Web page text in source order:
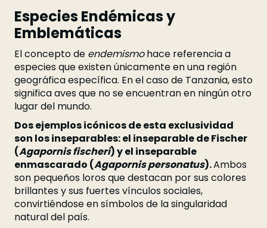
Especies Endémicas y
Emblemáticas
El concepto de endemismohace referencia a
especies que existen únicamente en una región
geográfica específica. En el caso de Tanzania, esto
significa aves que no se encuentran en ningún otro
lugar del mundo.
Dos ejemplos icónicos de esta exclusividad
son los inseparables: el inseparable de Fischer
(Agapornis fischeri) y el inseparable
enmascarado (Agapornis personatus).Ambos
son pequeños loros que destacan por sus colores
brillantes y sus fuertes vínculos sociales,
convirtiéndose en símbolos de la singularidad
natural del país.